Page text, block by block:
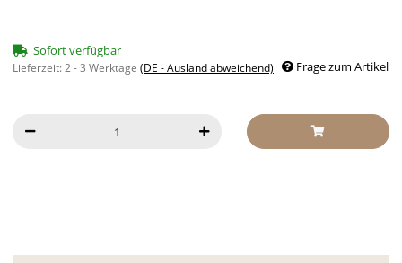
Sofort verfügbar
Lieferzeit:2 - 3 Werktage (DE - Ausland abweichend) Frage zum Artikel